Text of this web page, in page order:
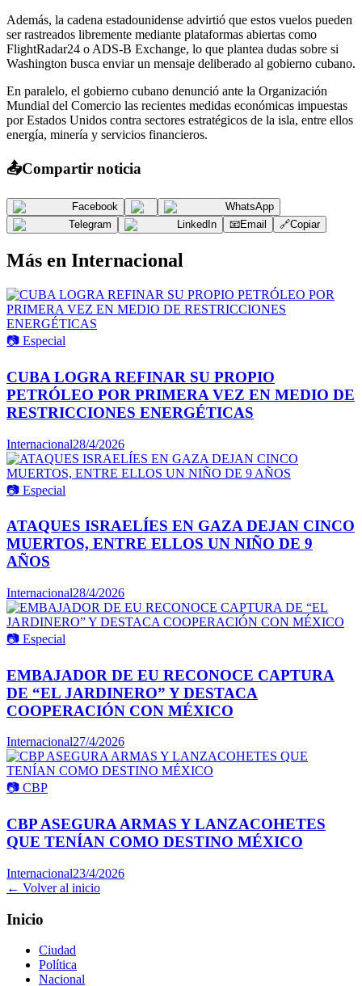
Además, la cadena estadounidense advirtió que estos vuelos pueden
ser rastreados libremente mediante plataformas abiertas como
FlightRadar24 o ADS-B Exchange, lo que plantea dudas sobre si
Washington busca enviar un mensaje deliberado al gobierno cubano.
En paralelo, el gobierno cubano denunció ante la Organización
Mundial del Comercio las recientes medidas económicas impuestas
por Estados Unidos contra sectores estratégicos de la isla, entre ellos
energía, minería y servicios financieros.
📤Compartir noticia
Facebook
WhatsApp
Telegram
LinkedIn 📧Email 🔗Copiar
Más en Internacional
📷 Especial
CUBA LOGRA REFINAR SU PROPIO
PETRÓLEO POR PRIMERA VEZ EN MEDIO DE
RESTRICCIONES ENERGÉTICAS
Internacional28/4/2026
📷 Especial
ATAQUES ISRAELÍES EN GAZA DEJAN CINCO
MUERTOS, ENTRE ELLOS UN NIÑO DE 9
AÑOS
Internacional28/4/2026
📷 Especial
EMBAJADOR DE EU RECONOCE CAPTURA
DE “EL JARDINERO” Y DESTACA
COOPERACIÓN CON MÉXICO
Internacional27/4/2026
📷 CBP
CBP ASEGURA ARMAS Y LANZACOHETES
QUE TENÍAN COMO DESTINO MÉXICO
Internacional23/4/2026
← Volver al inicio
Inicio
Ciudad
Política
Nacional